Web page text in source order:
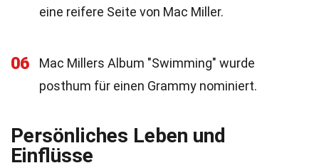
eine reifere Seite von Mac Miller.
06
Mac Millers Album "Swimming" wurde
posthum für einen Grammy nominiert.
Persönliches Leben und
Einflüsse